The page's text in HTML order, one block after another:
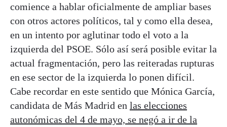
comience a hablar oficialmente de ampliar bases
con otros actores políticos, tal y como ella desea,
en un intento por aglutinar todo el voto a la
izquierda del PSOE. Sólo así será posible evitar la
actual fragmentación, pero las reiteradas rupturas
en ese sector de la izquierda lo ponen difícil.
Cabe recordar en este sentido que Mónica García,
candidata de Más Madrid en las elecciones
autonómicas del 4 de mayo, se negó a ir de la